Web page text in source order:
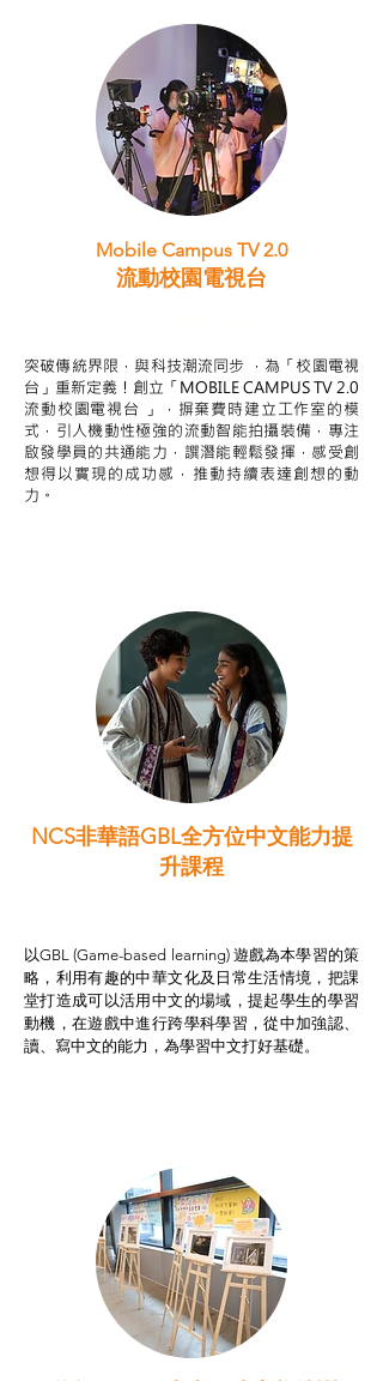
Mobile Campus TV 2.0
流動校園電視台
突破傳統界限，與科技潮流同步 ，為「校園電視
台」重新定義！創立「MOBILE CAMPUS TV 2.0
流動校園電視台 」，摒棄費時建立工作室的模
式，引人機動性極強的流動智能拍攝裝備，專注
啟發學員的共通能力，譔潛能輕鬆發揮，感受創
想得以實現的成功感，推動持續表達創想的動
力。
NCS非華語GBL全方位中文能力提
升課程
以GBL (Game-based learning) 遊戲為本學習的策
略，利用有趣的中華文化及日常生活情境，把課
堂打造成可以活用中文的場域，提起學生的學習
動機，在遊戲中進行跨學科學習，從中加強認、
讀、寫中文的能力，為學習中文打好基礎。